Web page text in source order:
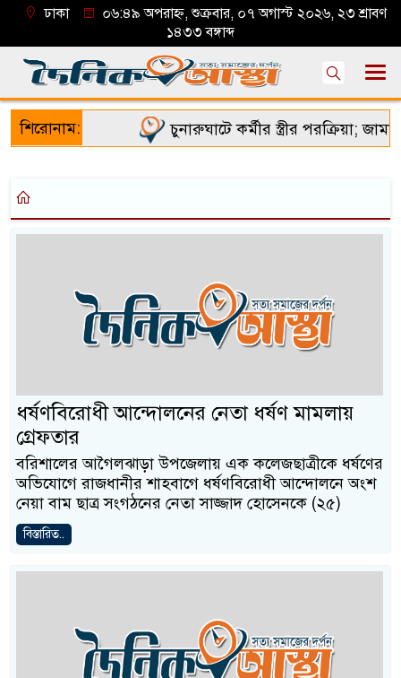
ঢাকা
০৬:৪৯ অপরাহ্ন, শুক্রবার, ০৭ অগাস্ট ২০২৬, ২৩ শ্রাবণ
১৪৩৩ বঙ্গাব্দ
শিরোনাম: চুনারুঘাটে কর্মীর স্ত্রীর পরক্রিয়া;
ধর্ষণবিরোধী আন্দোলনের নেতা ধর্ষণ মামলায়
গ্রেফতার
বরিশালের আগৈলঝাড়া উপজেলায় এক কলেজছাত্রীকে ধর্ষণের
অভিযোগে রাজধানীর শাহবাগে ধর্ষণবিরোধী আন্দোলনে অংশ
নেয়া বাম ছাত্র সংগঠনের নেতা সাজ্জাদ হোসেনকে (২৫)
বিস্তারিত..